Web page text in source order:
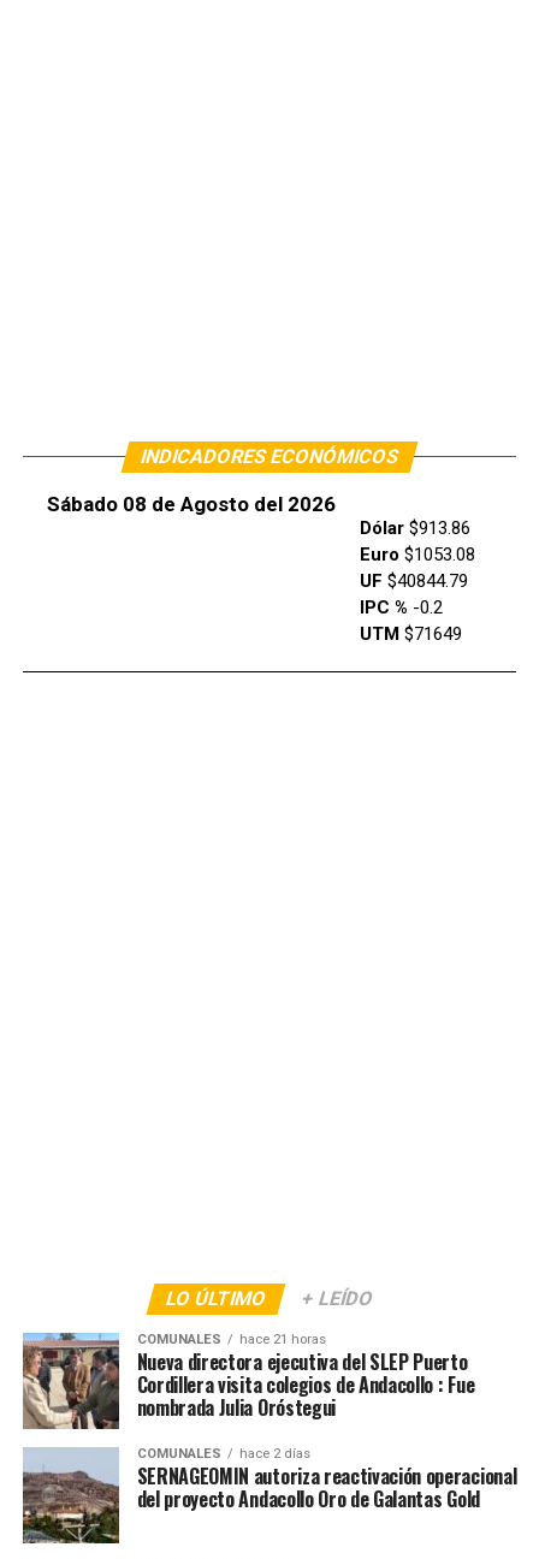
INDICADORES ECONÓMICOS
Sábado 08 de Agosto del 2026
Dólar$913.86
Euro $1053.08
UF $40844.79
IPC % -0.2
UTM $71649
LO ÚLTIMO + LEÍDO
COMUNALES hace 21 horas
Nueva directora ejecutiva del SLEP Puerto
Cordillera visita colegios de Andacollo : Fue
nombrada Julia Oróstegui
COMUNALES hace 2 días
SERNAGEOMIN autoriza reactivación operacional
del proyecto Andacollo Oro de Galantas Gold